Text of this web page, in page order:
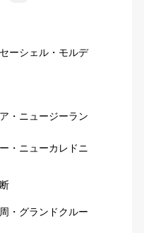
ーシェル・モルデ
・ニュージーラン
・ニューカレドニ
・グランドクルー